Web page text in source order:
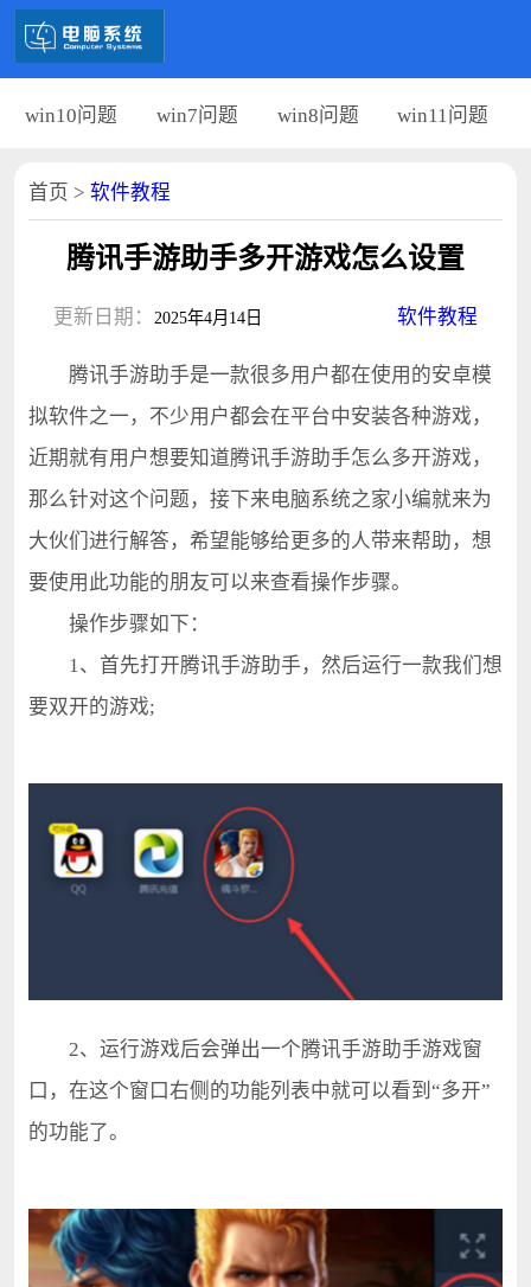
win10问题 win7问题 win8问题 win11问题
首页 > 软件教程
腾讯手游助手多开游戏怎么设置
更新日期： 2025年4月14日 软件教程
腾讯手游助手是一款很多用户都在使用的安卓模
拟软件之一，不少用户都会在平台中安装各种游戏，
近期就有用户想要知道腾讯手游助手怎么多开游戏，
那么针对这个问题，接下来电脑系统之家小编就来为
大伙们进行解答，希望能够给更多的人带来帮助，想
要使用此功能的朋友可以来查看操作步骤。
操作步骤如下：
1、首先打开腾讯手游助手，然后运行一款我们想
要双开的游戏;
2、运行游戏后会弹出一个腾讯手游助手游戏窗
口，在这个窗口右侧的功能列表中就可以看到“多开”
的功能了。